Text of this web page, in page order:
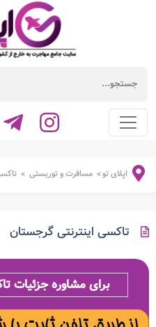
اپلای تو> مسافرت و توریستی >
تاکسی اینترنتی گرجستان
برای مشاوره جزئیات